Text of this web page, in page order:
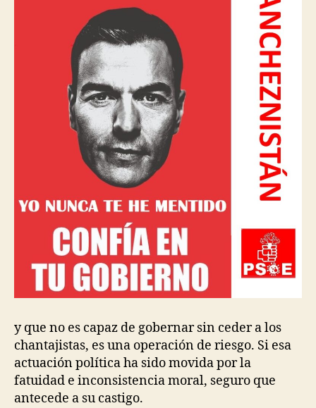
y que no es capaz de gobernar sin ceder a los
chantajistas, es una operación de riesgo. Si esa
actuación política ha sido movida por la
fatuidad e inconsistencia moral, seguro que
antecede a su castigo.